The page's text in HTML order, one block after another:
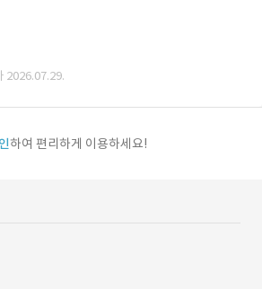
2026.07.29.
하여 편리하게 이용하세요!